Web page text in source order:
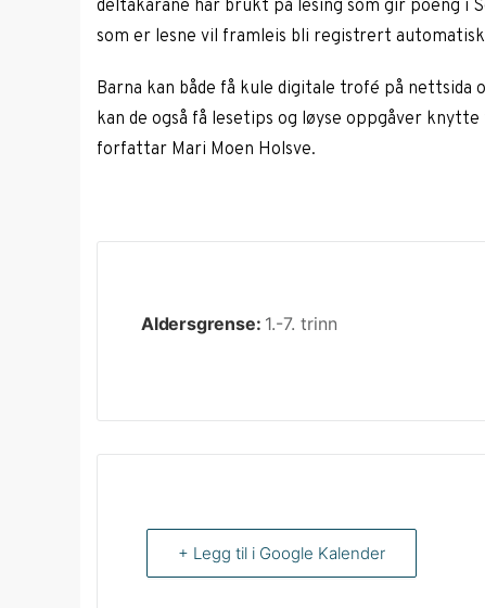
deltakarane har brukt på lesing som gir poeng i
som er lesne vil framleis bli registrert
Barna kan både få kule digitale trofé på
kan de også få lesetips og løyse oppgåver
forfattar Mari Moen Holsve.
Aldersgrense: 1.-7. trinn
+ Legg til i Google Kalender